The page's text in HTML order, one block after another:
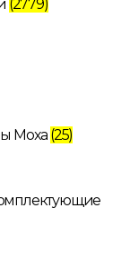
(2779)
Moxa (25)